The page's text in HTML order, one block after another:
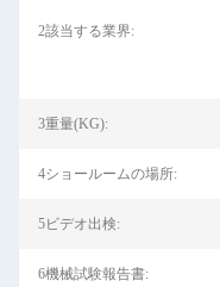
2該当する業界:
3重量(KG):
4ショールームの場所:
5ビデオ出検:
6機械試験報告書: